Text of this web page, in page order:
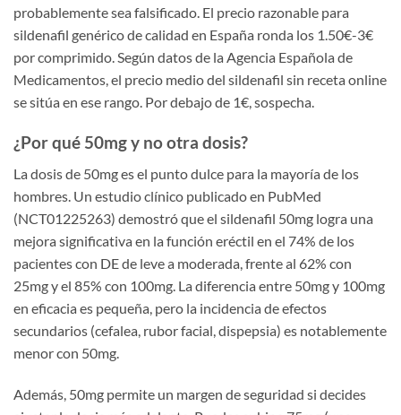
probablemente sea falsificado. El precio razonable para
sildenafil genérico de calidad en España ronda los 1.50€-3€
por comprimido. Según datos de la Agencia Española de
Medicamentos, el precio medio del sildenafil sin receta online
se sitúa en ese rango. Por debajo de 1€, sospecha.
¿Por qué 50mg y no otra dosis?
La dosis de 50mg es el punto dulce para la mayoría de los
hombres. Un estudio clínico publicado en PubMed
(NCT01225263) demostró que el sildenafil 50mg logra una
mejora significativa en la función eréctil en el 74% de los
pacientes con DE de leve a moderada, frente al 62% con
25mg y el 85% con 100mg. La diferencia entre 50mg y 100mg
en eficacia es pequeña, pero la incidencia de efectos
secundarios (cefalea, rubor facial, dispepsia) es notablemente
menor con 50mg.
Además, 50mg permite un margen de seguridad si decides